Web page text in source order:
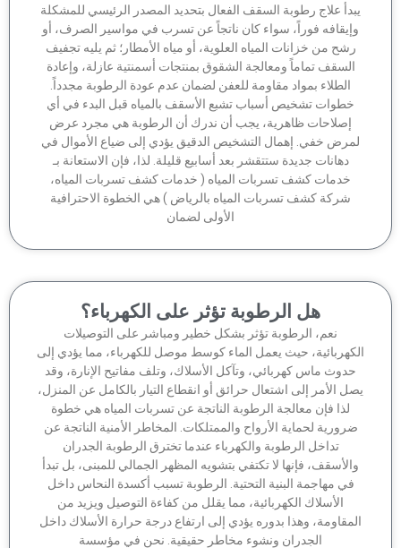
علاج رطوبة السقف الفعال بتحديد المصدر الرئيسي للمشكلة
فوراً، سواء كان ناتجاً عن تسرب في مواسير الصرف، أو
رشح من خزانات المياه العلوية، أو مياه الأمطار؛ ثم يليه تجفيف
السقف تماماً ومعالجة الشقوق بمنتجات أسمنتية عازلة، وإعادة
الطلاء بمواد مقاومة للعفن لضمان عدم عودة الرطوبة مجدداً.
خطوات تشخيص أسباب تشبع الأسقف بالمياه قبل البدء في أي
إصلاحات ظاهرية، يجب أن ندرك أن الرطوبة هي مجرد عرض
خفي. إهمال التشخيص الدقيق يؤدي إلى ضياع الأموال في
دهانات جديدة ستتقشر بعد أسابيع قليلة. لذا، فإن الاستعانة بـ
خدمات كشف تسربات المياه ( خدمات كشف تسربات المياه،
شركة كشف تسربات المياه بالرياض ) هي الخطوة الاحترافية
الأولى لضمان
هل الرطوبة تؤثر على الكهرباء؟
نعم، الرطوبة تؤثر بشكل خطير ومباشر على التوصيلات
حيث يعمل الماء كوسط موصل للكهرباء، مما يؤدي إلى
حدوث ماس كهربائي، وتآكل الأسلاك، وتلف مفاتيح الإنارة، وقد
الأمر إلى اشتعال حرائق أو انقطاع التيار بالكامل عن المنزل،
لذا فإن معالجة الرطوبة الناتجة عن تسربات المياه هي خطوة
لحماية الأرواح والممتلكات. المخاطر الأمنية الناتجة عن
تداخل الرطوبة والكهرباء عندما تخترق الرطوبة الجدران
فإنها لا تكتفي بتشويه المظهر الجمالي للمبنى، بل تبدأ
في مهاجمة البنية التحتية. الرطوبة تسبب أكسدة النحاس داخل
الأسلاك الكهربائية، مما يقلل من كفاءة التوصيل ويزيد من
وهذا بدوره يؤدي إلى ارتفاع درجة حرارة الأسلاك داخل
الجدران ونشوء مخاطر حقيقية. نحن في مؤسسة